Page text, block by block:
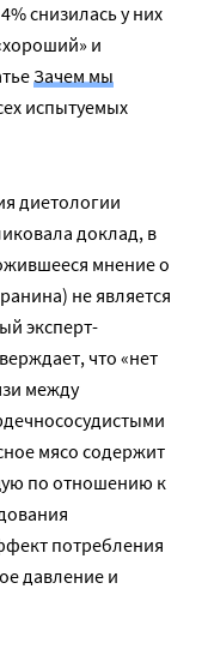
снизилась у них
и
Зачем мы
испытуемых
диетологии
доклад, в
мнение о
не является
эксперт-
что «нет
между
мясо содержит
по отношению к
потребления
давление и